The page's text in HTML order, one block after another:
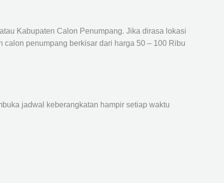
Kabupaten Calon Penumpang. Jika dirasa lokasi
penumpang berkisar dari harga 50 – 100 Ribu
jadwal keberangkatan hampir setiap waktu